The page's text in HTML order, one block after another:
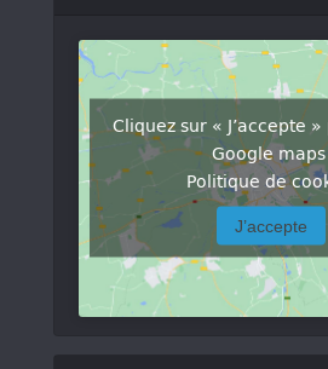
Cliquez sur « J’accepte
Google maps
Politique de
J’accepte